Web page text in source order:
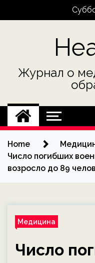
Журнал о
Home
Число погибших
возросло до 89
Медицина
Число